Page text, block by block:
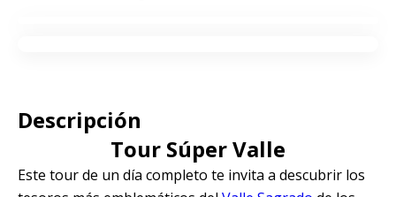
Puno
Iquitos
CONTÁCTANOS
Descripción
Tour Súper Valle
Este tour de un día completo te invita a descubrir los